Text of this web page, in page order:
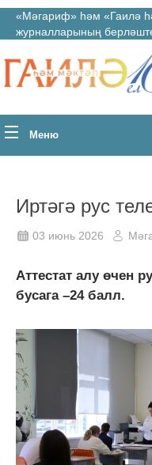
«Мәгариф» һәм «Гаилә
журналларының
Меню
Иртәгә рус
03 июнь 2026
Аттестат алу өчен
бусага –24 балл.